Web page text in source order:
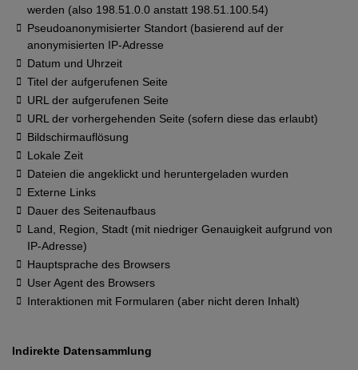
werden (also 198.51.0.0 anstatt 198.51.100.54)
Pseudoanonymisierter Standort (basierend auf der
anonymisierten IP-Adresse
Datum und Uhrzeit
Titel der aufgerufenen Seite
URL der aufgerufenen Seite
URL der vorhergehenden Seite (sofern diese das erlaubt)
Bildschirmauflösung
Lokale Zeit
Dateien die angeklickt und heruntergeladen wurden
Externe Links
Dauer des Seitenaufbaus
Land, Region, Stadt (mit niedriger Genauigkeit aufgrund von
IP-Adresse)
Hauptsprache des Browsers
User Agent des Browsers
Interaktionen mit Formularen (aber nicht deren Inhalt)
Indirekte Datensammlung